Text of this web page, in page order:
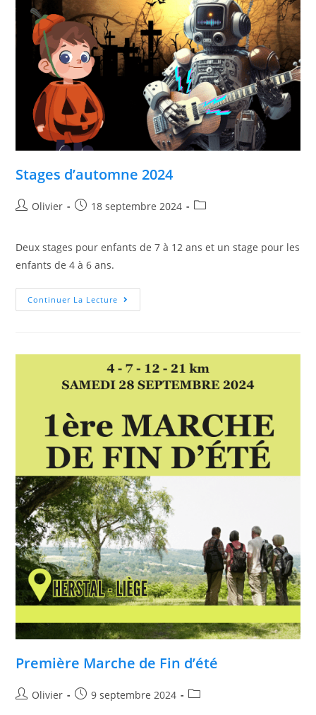
Stages d’automne 2024
Olivier 18 septembre 2024
Deux stages pour enfants de 7 à 12 ans et un stage pour les
enfants de 4 à 6 ans.
Continuer La Lecture
Première Marche de Fin d’été
Olivier 9 septembre 2024